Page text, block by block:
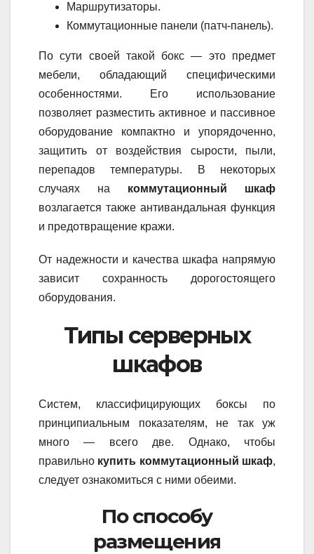
Маршрутизаторы.
Коммутационные панели (патч-панель).
По сути своей такой бокс — это предмет
мебели, обладающий специфическими
особенностями. Его использование
позволяет разместить активное и пассивное
оборудование компактно и упорядоченно,
защитить от воздействия сырости, пыли,
перепадов температуры. В некоторых
случаях на коммутационный шкаф
возлагается также антивандальная функция
и предотвращение кражи.
От надежности и качества шкафа напрямую
зависит сохранность дорогостоящего
оборудования.
Типы серверных
шкафов
Систем, классифицирующих боксы по
принципиальным показателям, не так уж
много — всего две. Однако, чтобы
правильно купить коммутационный шкаф,
следует ознакомиться с ними обеими.
По способу
размещения